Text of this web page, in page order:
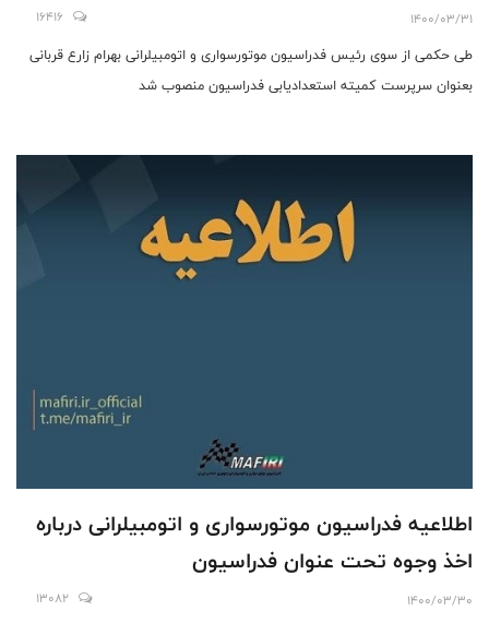
1400/03/31
16416
طی حکمی از سوی رئیس فدراسیون موتورسواری و اتومبیلرانی بهرام زارع قربانی
بعنوان سرپرست کمیته استعدادیابی فدراسیون منصوب شد
اطلاعیه فدراسیون موتورسواری و اتومبیلرانی درباره
اخذ وجوه تحت عنوان فدراسیون
1400/03/30
13082